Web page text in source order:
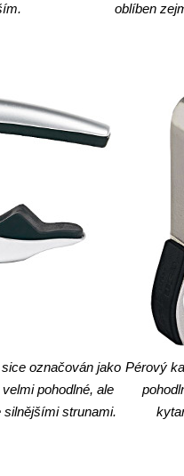
oblíben
označován jako
pohodlné, ale
strunami.
Pérový